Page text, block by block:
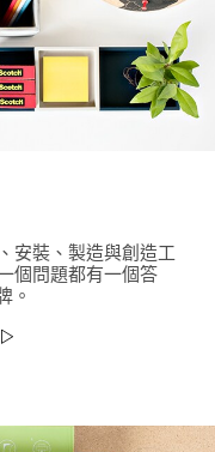
安裝、製造與創造工
個問題都有一個答
。